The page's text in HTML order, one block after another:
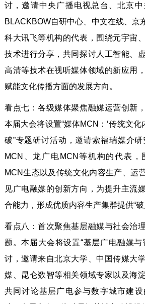
讨，邀请中央广播电视总台、北京
BLACKBOW自研中心、中文在线、京
科大讯飞等机构的代表，围绕元宇宙
技术进行分享，共同探讨人工智能、
高清等技术在视听媒体领域的新应用
赋能文化传播方面的发展方向。
看点七：各级媒体聚焦融媒运营创新
本届大会将设置“媒体MCN：‘传统文化
破”专题研讨活动，邀请索福瑞媒介
MCN、龙广电MCN等机构的代表，
MCN生态以及传统文化内容生产、运
见广电融媒的创新方向，为提升主流
合能力，形成优质内容生产集群提供“破
看点八：首次聚焦基层融媒与社会治
题。本届大会将设置“基层广电融媒与
讨，邀请来自北京大学、中国传媒大
媒、昆仑数智等相关领域专家以及海
共同讨论基层广电参与数字城市建